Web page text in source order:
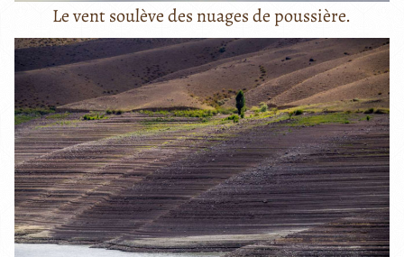
Le vent soulève des nuages de poussière.